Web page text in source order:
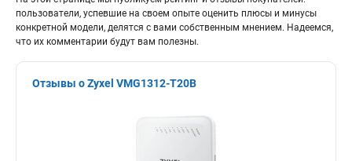
пользователи, успевшие на своем опыте оценить плюсы и минусы
конкретной модели, делятся с вами собственным мнением. Надеемся,
что их комментарии будут вам полезны.
Отзывы о Zyxel VMG1312-T20B